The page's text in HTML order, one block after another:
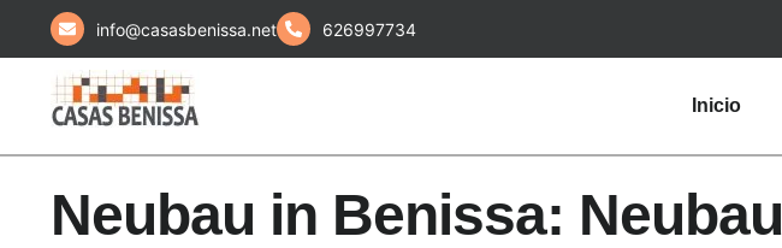
info@casasbenissa.net 626997734
Inicio
Neubau in Benissa: Neubau